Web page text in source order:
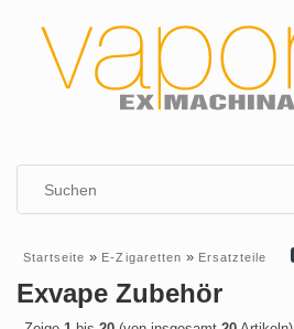
Startseite » E-Zigaretten » Ersatzteile
Exvape Zubehör